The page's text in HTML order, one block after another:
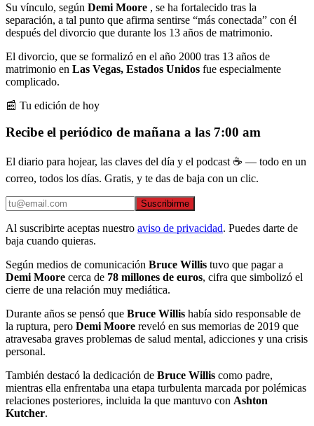
Su vínculo, según Demi Moore , se ha fortalecido tras la
separación, a tal punto que afirma sentirse “más conectada” con él
después del divorcio que durante los 13 años de matrimonio.
El divorcio, que se formalizó en el año 2000 tras 13 años de
matrimonio en Las Vegas, Estados Unidos fue especialmente
complicado.
📰 Tu edición de hoy
Recibe el periódico de mañana a las 7:00 am
El diario para hojear, las claves del día y el podcast ☕ — todo en un
correo, todos los días. Gratis, y te das de baja con un clic.
Suscribirme
Al suscribirte aceptas nuestro aviso de privacidad. Puedes darte de
baja cuando quieras.
Según medios de comunicación Bruce Willis tuvo que pagar a
Demi Moore cerca de 78 millones de euros, cifra que simbolizó el
cierre de una relación muy mediática.
Durante años se pensó que Bruce Willis había sido responsable de
la ruptura, pero Demi Moore reveló en sus memorias de 2019 que
atravesaba graves problemas de salud mental, adicciones y una crisis
personal.
También destacó la dedicación de Bruce Willis como padre,
mientras ella enfrentaba una etapa turbulenta marcada por polémicas
relaciones posteriores, incluida la que mantuvo con Ashton
Kutcher.